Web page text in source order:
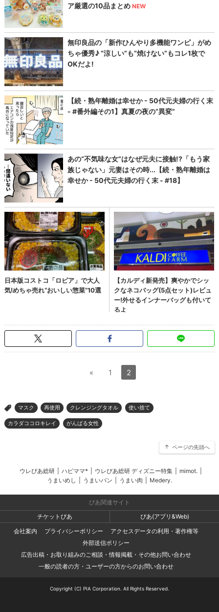
« 1 2
> マスク 再使用 クレンジングタオル 使い捨て
カラダココロキレイ がんばる女性
ページの先頭へ
ウレぴあ総研 ハピママ* ウレぴあ総研 ディズニー特集 mimot.
うまいめし
うまいパン うまい肉 Medery.
ぴあ関連サイト
チケットぴあ
ぴあ(アプリ&Web)
会社案内
プライバシーポリシー
アクセスデータの利用・著作権等
外部送信ポリシー
広告出稿・お取り組みのご相談・情報掲載・その他お問い合わせ
一般の読者の方・ユーザーの方からのお問い合わせ
Copyright (C) PIA Corporation. All Rights Reserved.